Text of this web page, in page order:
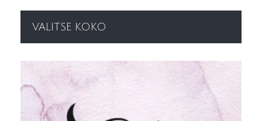
VALITSE KOKO